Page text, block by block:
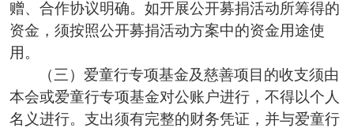
赠、合作协议明确。 如开展公开募捐活动所筹得的
资金，须按照公开募捐活动方案中的资金用途使
用。
（三 ） 爱童行专项基金及慈善项目的收支须由
本会或爱童行专项基金对公账户进行 ，不得以个人
名义进行。 支出须有完整的财务凭证，并与爱童行